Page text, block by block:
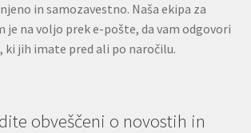
in samozavestno. Naša ekipa za
je na voljo prek e-pošte, da vam odgovori
ki jih imate pred ali po naročilu.
obveščeni o novostih in